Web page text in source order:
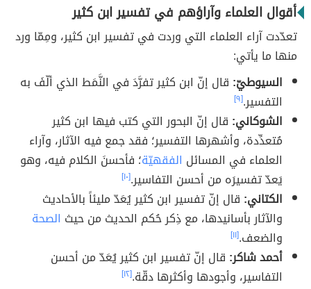
أقوال العلماء وآراؤهم في تفسير ابن كثير
تعدّدت آراء العلماء التي وردت في تفسير ابن كثير، ومِمّا ورد
منها ما يأتي:
السيوطيّ: قال إنّ ابن كثير تفرَّدَ في النَّمَط الذي ألّفَ به
التفسير.[٩]
الشوكاني: قال إنّ البحور التي كتب فيها ابن كثير
مُتعدِّدة، وأشهرها التفسير؛ فقد جمع فيه الآثار، وآراء
العلماء في المسائل الفقهيّة؛ فأحسنَ الكلام فيه، وهو
يَعدّ تفسيرَه من أحسن التفاسير.[١٠]
الكتاني: قال إنّ تفسير ابن كثير يُعَدّ مليئاً بالأحاديث
والآثار بأسانيدها، مع ذِكر حُكم الحديث من حيث الصحة
والضعف.[١١]
أحمد شاكر: قال إنّ تفسير ابن كثير يُعَدّ من أحسن
التفاسير، وأجودها وأكثرها دقّة.[١٢]